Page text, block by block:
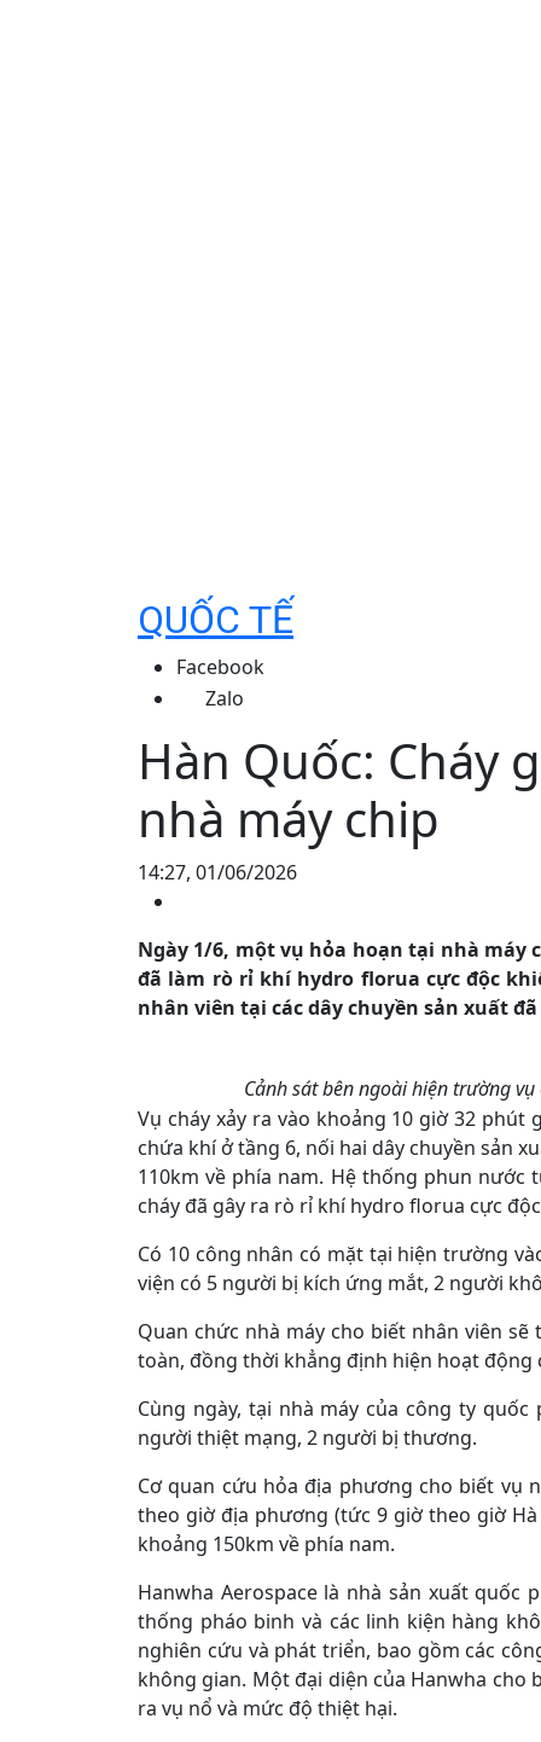
QUỐC TẾ
Facebook
Zalo
Hàn Quốc: Cháy
nhà máy chip
14:27, 01/06/2026
Ngày 1/6, một vụ hỏa hoạn tại nhà máy
đã làm rò rỉ khí hydro florua cực độc
nhân viên tại các dây chuyền sản xuất
Cảnh sát bên ngoài hiện trường
Vụ cháy xảy ra vào khoảng 10 giờ 32
chứa khí ở tầng 6, nối hai dây chuyền sản
110km về phía nam. Hệ thống phun
cháy đã gây ra rò rỉ khí hydro florua cực
Có 10 công nhân có mặt tại hiện trường
viện có 5 người bị kích ứng mắt, 2 người
Quan chức nhà máy cho biết nhân viên
toàn, đồng thời khẳng định hiện hoạt động
Cùng ngày, tại nhà máy của công ty
người thiệt mạng, 2 người bị thương.
Cơ quan cứu hỏa địa phương cho biết vụ
theo giờ địa phương (tức 9 giờ theo giờ
khoảng 150km về phía nam.
Hanwha Aerospace là nhà sản xuất quốc
thống pháo binh và các linh kiện hàng
nghiên cứu và phát triển, bao gồm các
không gian. Một đại diện của Hanwha cho
ra vụ nổ và mức độ thiệt hại.